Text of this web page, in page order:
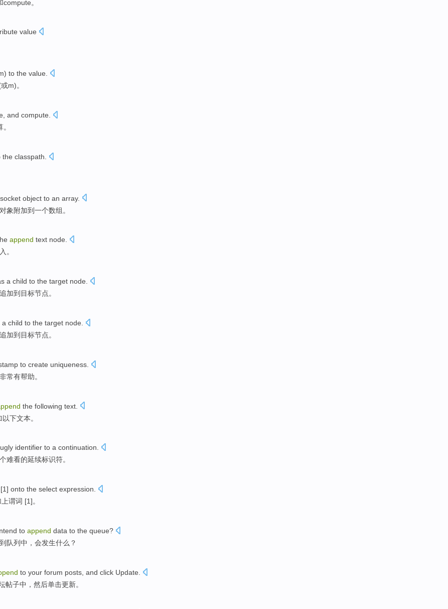
compute。
value
to the value
或m)。
and compute
。
the classpath.
socket object to an array.
对象附加到一个数组 。
append text node.
。
a child to the target node
追加到 目标节点。
a child to the target node
追加到 目标节点。
to create uniqueness
非常有帮助。
the following text
以下文本。
ugly identifier to a continuation.
个难看的延续标识符。
[1] onto the select expression
谓词 [1]。
to append data to the queue?
到 队列中 ， 会发生什么 ？
to your forum posts and click Update
帖子中 ， 然后单击更新。